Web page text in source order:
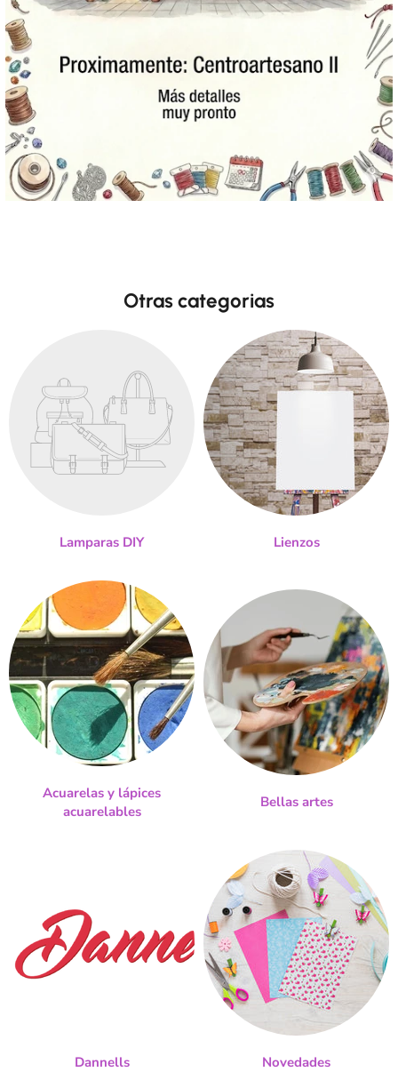
Otras categorias
Lamparas DIY Lienzos
Acuarelas y lápices
acuarelables
Bellas artes
Dannells Novedades